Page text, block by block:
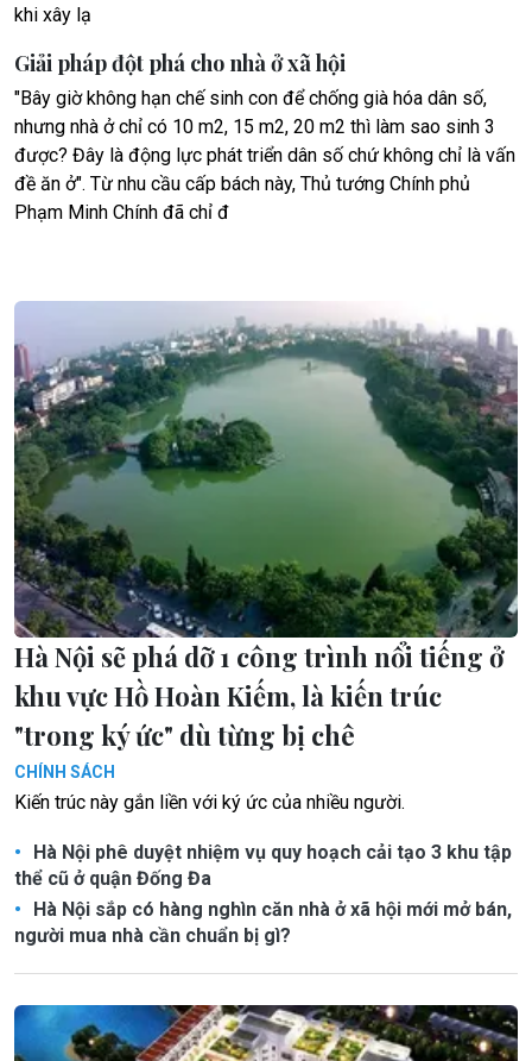
khi xây lạ
Giải pháp đột phá cho nhà ở xã hội
"Bây giờ không hạn chế sinh con để chống già hóa dân số,
nhưng nhà ở chỉ có 10 m2, 15 m2, 20 m2 thì làm sao sinh 3
được? Đây là động lực phát triển dân số chứ không chỉ là vấn
đề ăn ở". Từ nhu cầu cấp bách này, Thủ tướng Chính phủ
Phạm Minh Chính đã chỉ đ
Hà Nội sẽ phá dỡ 1 công trình nổi tiếng ở
khu vực Hồ Hoàn Kiếm, là kiến trúc
"trong ký ức" dù từng bị chê
CHÍNH SÁCH
Kiến trúc này gắn liền với ký ức của nhiều người.
Hà Nội phê duyệt nhiệm vụ quy hoạch cải tạo 3 khu tập
thể cũ ở quận Đống Đa
Hà Nội sắp có hàng nghìn căn nhà ở xã hội mới mở bán,
người mua nhà cần chuẩn bị gì?